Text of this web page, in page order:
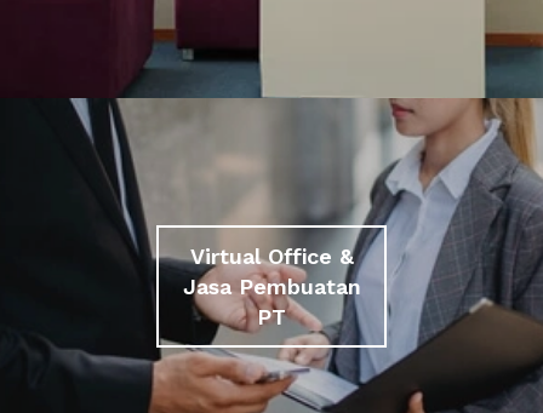
Virtual Office &
Jasa Pembuatan
PT